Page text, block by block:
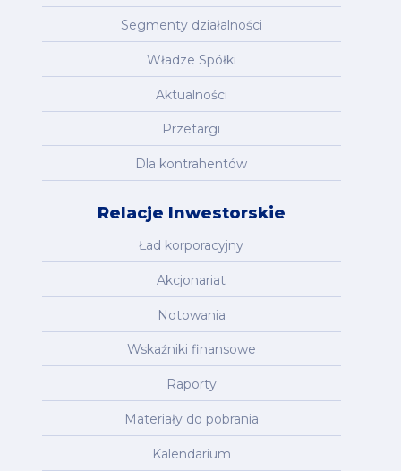
Segmenty działalności
Władze Spółki
Aktualności
Przetargi
Dla kontrahentów
Relacje Inwestorskie
Ład korporacyjny
Akcjonariat
Notowania
Wskaźniki finansowe
Raporty
Materiały do pobrania
Kalendarium